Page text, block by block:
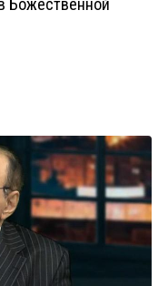
Божественной